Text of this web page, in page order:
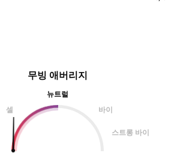
무빙 애버리지
뉴트럴
셀
바이
스트롱 바이